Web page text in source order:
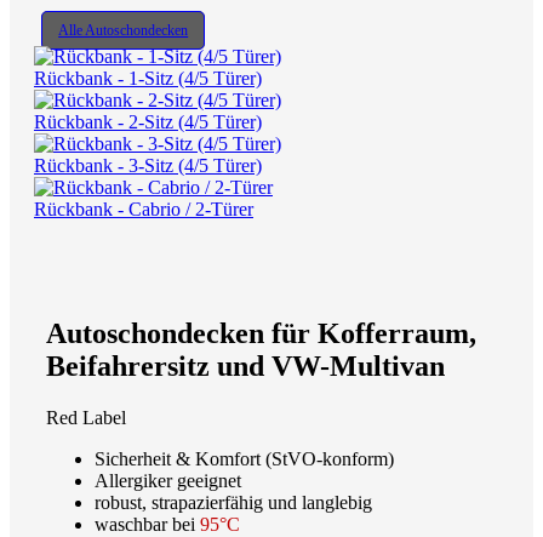
Alle Autoschondecken
Rückbank - 1-Sitz (4/5 Türer)
Rückbank - 2-Sitz (4/5 Türer)
Rückbank - 3-Sitz (4/5 Türer)
Rückbank - Cabrio / 2-Türer
Autoschondecken für Kofferraum,
Beifahrersitz und VW-Multivan
Red Label
Sicherheit & Komfort (StVO-konform)
Allergiker geeignet
robust, strapazierfähig und langlebig
waschbar bei 95°C